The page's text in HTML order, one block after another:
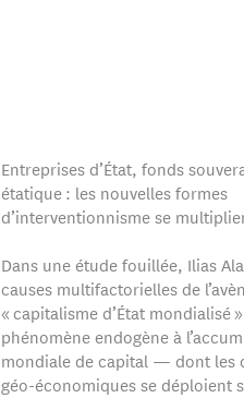
Entreprises d’État, fonds
étatique : les nouvelles formes
d’interventionnisme se
Dans une étude fouillée, Ilias
causes multifactorielles de
« capitalisme d’État mondialisé
phénomène endogène à
mondiale de capital — dont les
géo-économiques se déploient